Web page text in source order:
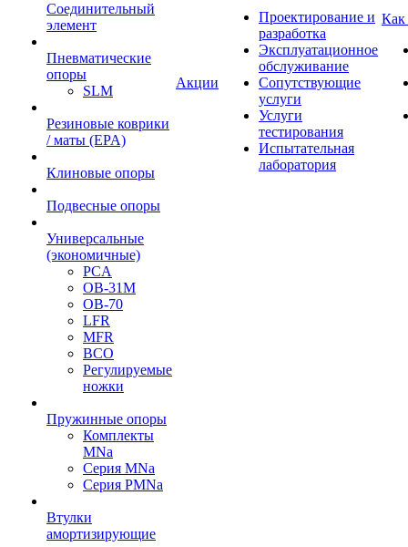
Cоединительный
элемент
Пневматические
опоры
SLM
Резиновые коврики
/ маты (EPA)
Клиновые опоры
Подвесные опоры
Универсальные
(экономичные)
PCA
ОВ-31М
OB-70
LFR
MFR
ВСО
Регулируемые
ножки
Пружинные опоры
Комплекты
MNa
Серия MNa
Серия PMNa
Втулки
амортизирующие
Акции
Проектирование и
разработка
Эксплуатационное
обслуживание
Сопутствующие
услуги
Услуги
тестирования
Испытательная
лаборатория
Как